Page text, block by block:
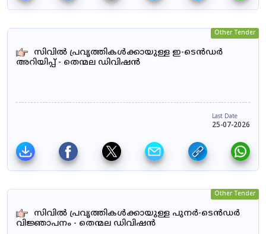
Other Tender
സിവിൽ പ്രവൃത്തികൾക്കായുള്ള ഇ-ടെൻഡർ
അറിയിപ്പ് - തെന്മല ഡിവിഷൻ
Last Date
25-07-2026
Other Tender
സിവിൽ പ്രവൃത്തികൾക്കായുള്ള പുനർ-ടെൻഡർ
വിജ്ഞാപനം - തെന്മല ഡിവിഷൻ